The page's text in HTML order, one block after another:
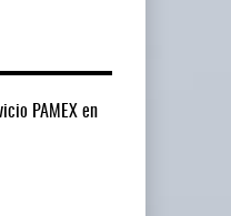
PAMEX en